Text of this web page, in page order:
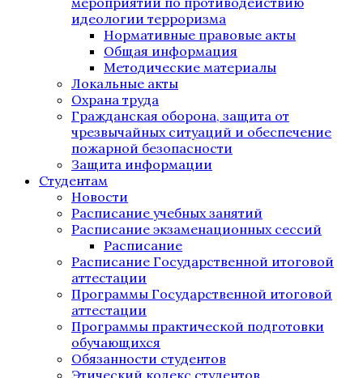
идеологии терроризма
Нормативные правовые акты
Общая информация
Методические материалы
Локальные акты
Охрана труда
Гражданская оборона, защита от
чрезвычайных ситуаций и обеспечение
пожарной безопасности
Защита информации
Студентам
Новости
Расписание учебных занятий
Расписание экзаменационных сессий
Расписание
Расписание Государственной итоговой
аттестации
Программы Государственной итоговой
аттестации
Программы практической подготовки
обучающихся
Обязанности студентов
Этический кодекс студентов